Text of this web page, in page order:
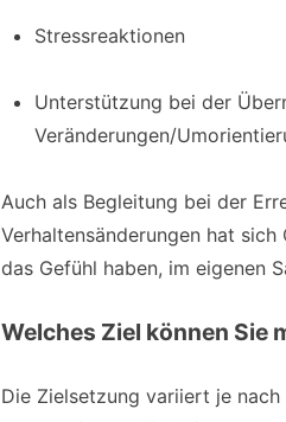
Stressreaktionen
Unterstützung bei der
Veränderungen/
Auch als Begleitung bei der
Verhaltensänderungen hat
das Gefühl haben, im eigenen
Welches Ziel können Sie
Die Zielsetzung variiert je